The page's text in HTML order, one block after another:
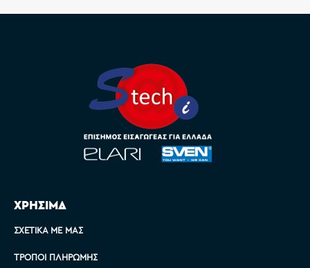
ΧΡΗΣΙΜΑ
ΣΧΕΤΙΚΆ ΜΕ ΜΑΣ
ΤΡΌΠΟΙ ΠΛΗΡΩΜΉΣ